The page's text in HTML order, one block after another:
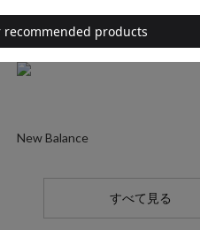
New Balance
すべて見る